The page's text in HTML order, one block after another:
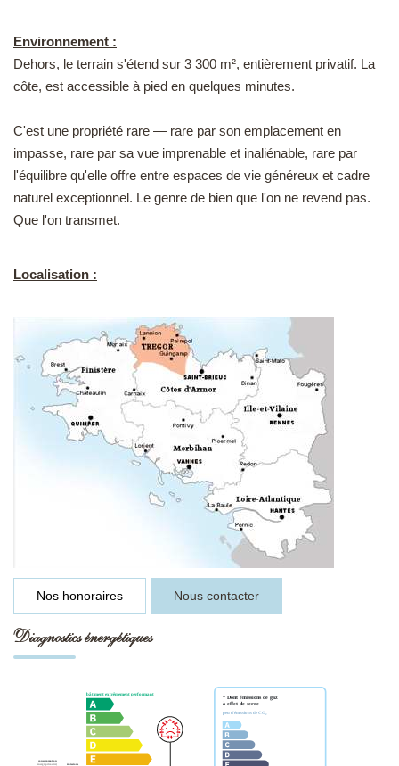
Environnement :
Dehors, le terrain s'étend sur 3 300 m², entièrement privatif. La
côte, est accessible à pied en quelques minutes.
C'est une propriété rare — rare par son emplacement en
impasse, rare par sa vue imprenable et inaliénable, rare par
l'équilibre qu'elle offre entre espaces de vie généreux et cadre
naturel exceptionnel. Le genre de bien que l'on ne revend pas.
Que l'on transmet.
Localisation :
Nos honoraires Nous contacter
Diagnostics énergétiques